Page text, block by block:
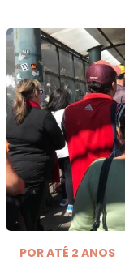
POR ATÉ 2 ANOS